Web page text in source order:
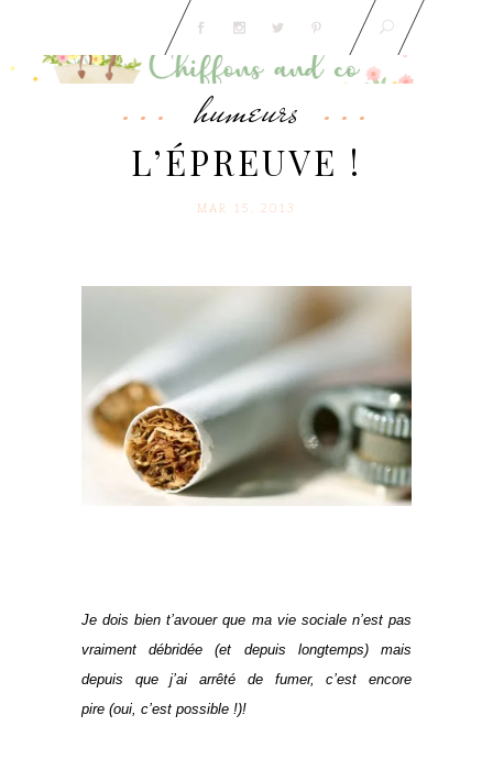
humeurs
L’ÉPREUVE !
MAR 15. 2013
Je dois bien t’avouer que ma vie sociale n’est pas
vraiment débridée (et depuis longtemps) mais
depuis que j’ai arrêté de fumer, c’est encore
pire (oui, c’est possible !)!